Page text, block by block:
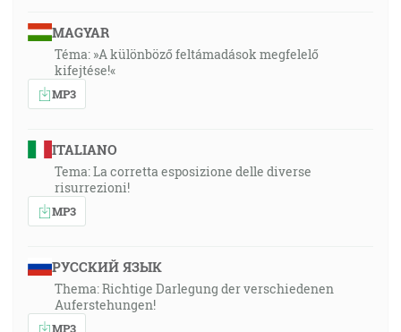
MAGYAR
Téma: »A különböző feltámadások megfelelő
kifejtése!«
MP3
ITALIANO
Tema: La corretta esposizione delle diverse
risurrezioni!
MP3
РУССКИЙ ЯЗЫК
Thema: Richtige Darlegung der verschiedenen
Auferstehungen!
MP3